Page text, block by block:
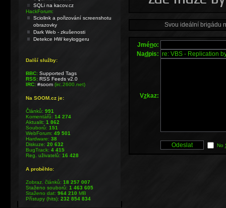
Svou ideální brigádu
Jméno:
Nadpis:
Vzkaz:
No
SQLi na kacov.cz
HackForum:
Sciolink a pořizování screenshotu
obrazovky
Dark Web - zkušenosti
Detekce HW keyloggeru
Další služby:
BBC: Supported Tags
RSS: RSS Feeds v2.0
IRC: #soom(irc.2600.net)
Na SOOM.cz je:
Článků:991
Komentářů:14 274
Aktualit:1 862
Souborů:151
WebForum:49 501
Hardware:38
Diskuze:20 632
BugTrack:4 415
Reg. uživatelů:16 428
A proběhlo:
Zobraz. článků:18 257 007
Staženo souborů:1 463 605
Staženo dat:964 210MB
Přístupy (hits):232 854 834